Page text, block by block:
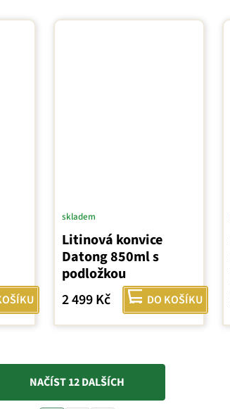
Litinová konvice
Datong 850ml s
podložkou
skladem
2 499 Kč DO KOŠÍKU
O
NAČÍST 12 DALŠÍCH